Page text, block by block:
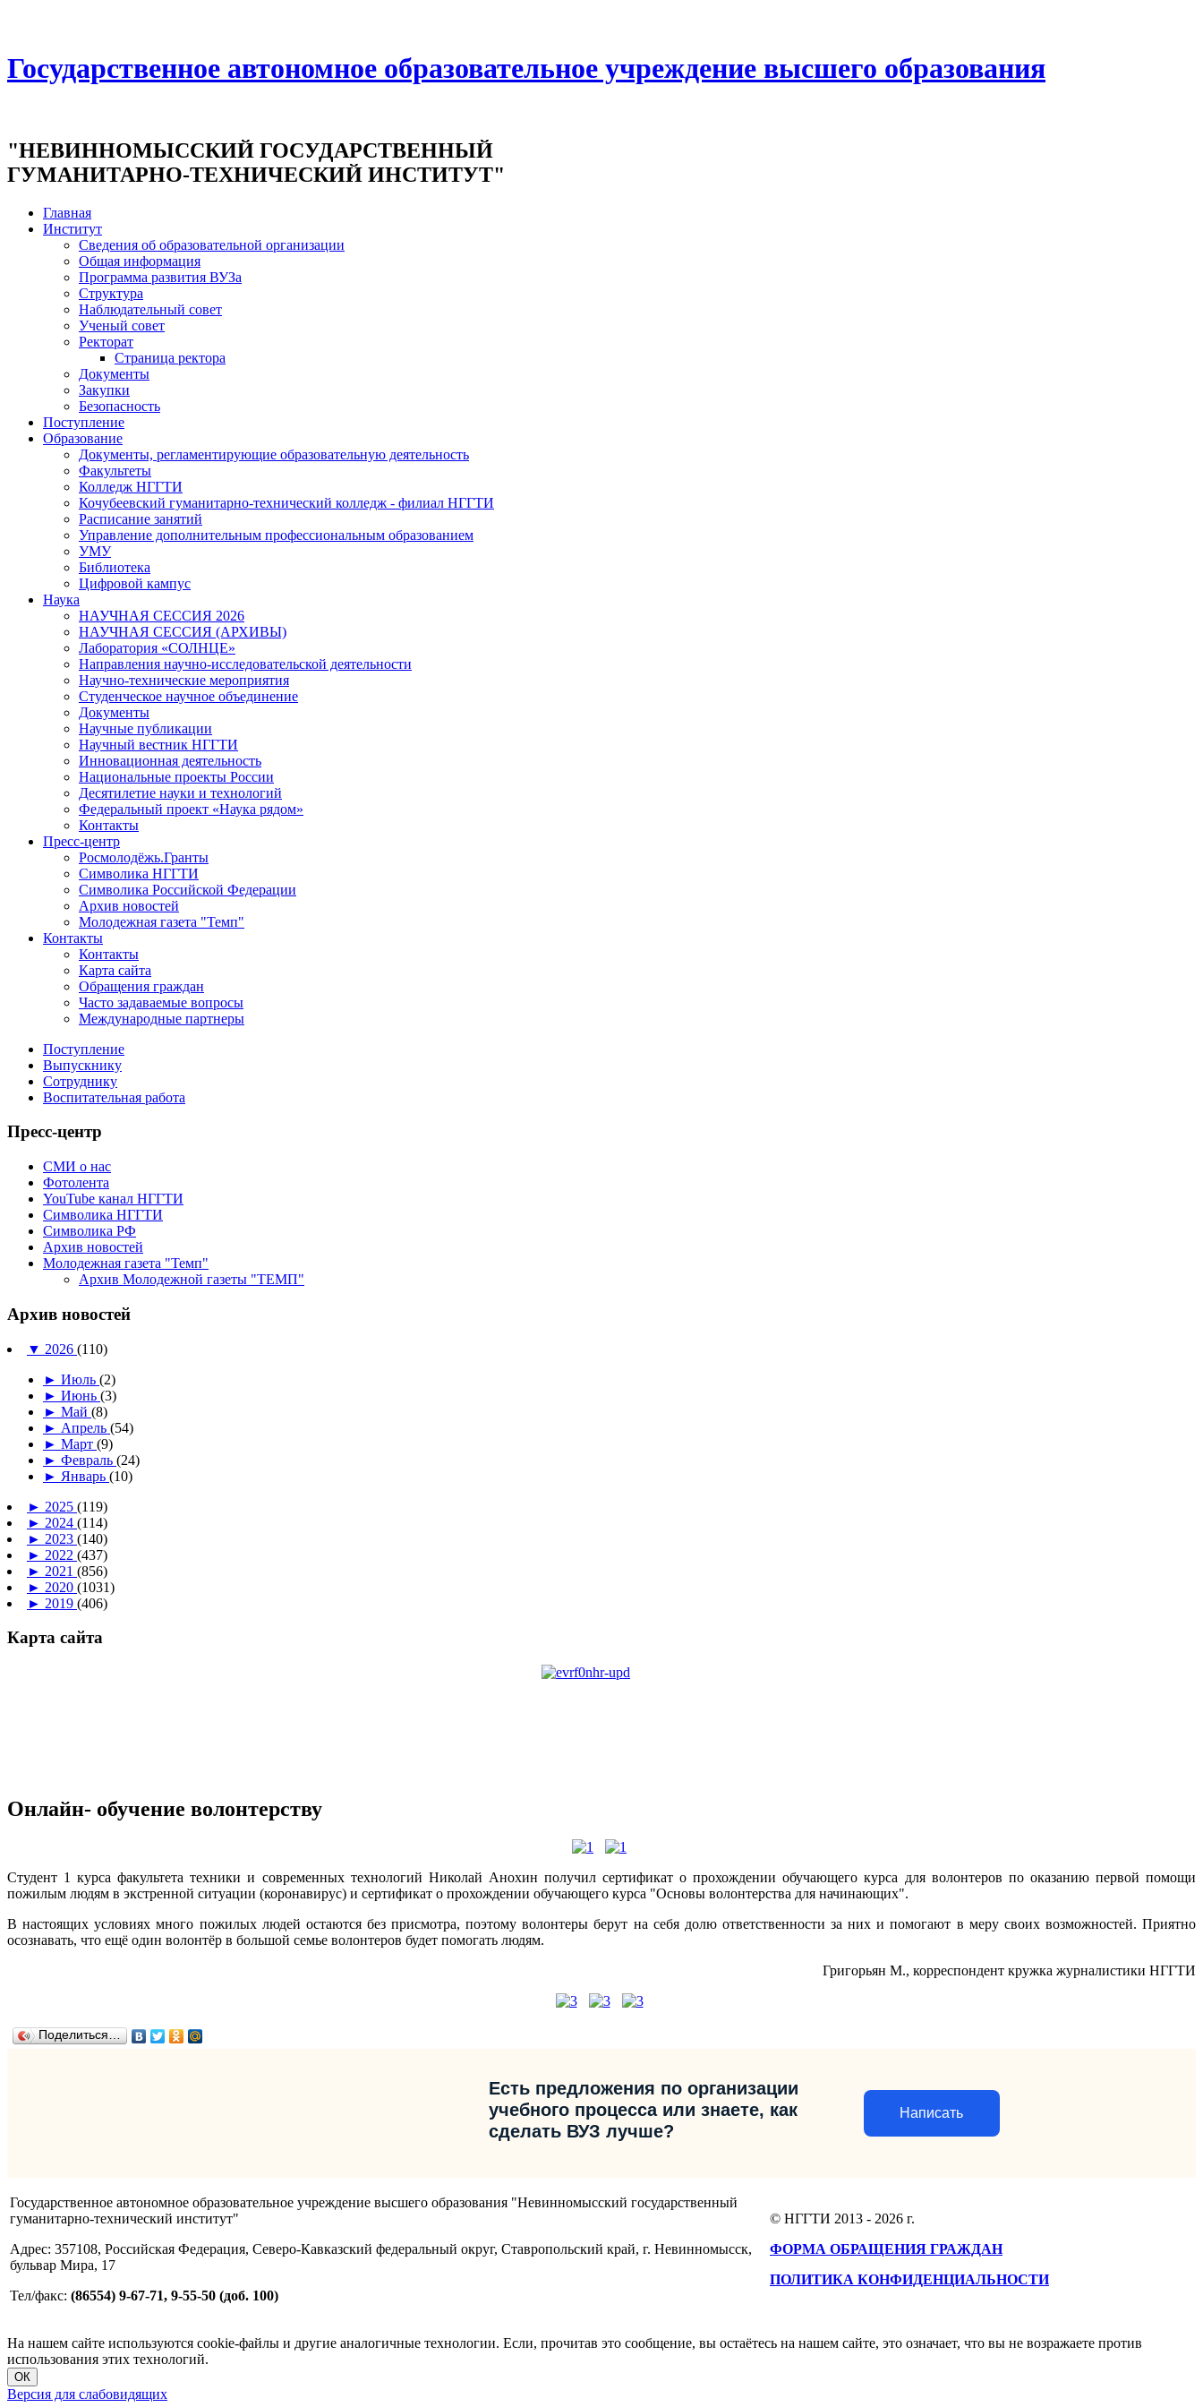
Государственное автономное образовательное учреждение высшего образования
"НЕВИННОМЫССКИЙ ГОСУДАРСТВЕННЫЙ
ГУМАНИТАРНО-ТЕХНИЧЕСКИЙ ИНСТИТУТ"
Главная
Институт
Сведения об образовательной организации
Общая информация
Программа развития ВУЗа
Структура
Наблюдательный совет
Ученый совет
Ректорат
Страница ректора
Документы
Закупки
Безопасность
Поступление
Образование
Документы, регламентирующие образовательную деятельность
Факультеты
Колледж НГГТИ
Кочубеевский гуманитарно-технический колледж - филиал НГГТИ
Расписание занятий
Управление дополнительным профессиональным образованием
УМУ
Библиотека
Цифровой кампус
Наука
НАУЧНАЯ СЕССИЯ 2026
НАУЧНАЯ СЕССИЯ (АРХИВЫ)
Лаборатория «СОЛНЦЕ»
Направления научно-исследовательской деятельности
Научно-технические мероприятия
Студенческое научное объединение
Документы
Научные публикации
Научный вестник НГГТИ
Инновационная деятельность
Национальные проекты России
Десятилетие науки и технологий
Федеральный проект «Наука рядом»
Контакты
Пресс-центр
Росмолодёжь.Гранты
Символика НГГТИ
Символика Российской Федерации
Архив новостей
Молодежная газета "Темп"
Контакты
Контакты
Карта сайта
Обращения граждан
Часто задаваемые вопросы
Международные партнеры
Поступление
Выпускнику
Сотруднику
Воспитательная работа
Пресс-центр
СМИ о нас
Фотолента
YouTube канал НГГТИ
Символика НГГТИ
Символика РФ
Архив новостей
Молодежная газета "Темп"
Архив Молодежной газеты "ТЕМП"
Архив новостей
▼ 2026 (110)
► Июль (2)
► Июнь (3)
► Май (8)
► Апрель (54)
► Март (9)
► Февраль (24)
► Январь (10)
► 2025 (119)
► 2024 (114)
► 2023 (140)
► 2022 (437)
► 2021 (856)
► 2020 (1031)
► 2019 (406)
Карта сайта
Онлайн- обучение волонтерству
Студент 1 курса факультета техники и современных технологий Николай Анохин получил сертификат о прохождении обучающего курса для волонтеров по оказанию первой помощи
пожилым людям в экстренной ситуации (коронавирус) и сертификат о прохождении обучающего курса "Основы волонтерства для начинающих".
В настоящих условиях много пожилых людей остаются без присмотра, поэтому волонтеры берут на себя долю ответственности за них и помогают в меру своих возможностей. Приятно
осознавать, что ещё один волонтёр в большой семье волонтеров будет помогать людям.
Григорьян М., корреспондент кружка журналистики НГГТИ
Поделиться…
Есть предложения по организации
учебного процесса или знаете, как
сделать ВУЗ лучше?
Написать
Государственное автономное образовательное учреждение высшего образования "Невинномысский государственный
гуманитарно-технический институт"
Адрес: 357108, Российская Федерация, Северо-Кавказский федеральный округ, Ставропольский край, г. Невинномысск,
бульвар Мира, 17
Тел/факс: (86554) 9-67-71, 9-55-50 (доб. 100)
© НГГТИ 2013 - 2026 г.
ФОРМА ОБРАЩЕНИЯ ГРАЖДАН
ПОЛИТИКА КОНФИДЕНЦИАЛЬНОСТИ
На нашем сайте используются cookie-файлы и другие аналогичные технологии. Если, прочитав это сообщение, вы остаётесь на нашем сайте, это означает, что вы не возражаете против
использования этих технологий.
ОК
Версия для слабовидящих